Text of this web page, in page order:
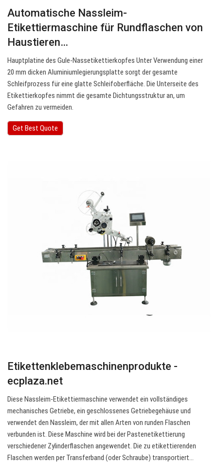
Automatische Nassleim-
Etikettiermaschine für Rundflaschen von
Haustieren…
Hauptplatine des Gule-Nassetikettierkopfes Unter Verwendung einer
20 mm dicken Aluminiumlegierungsplatte sorgt der gesamte
Schleifprozess für eine glatte Schleifoberfläche. Die Unterseite des
Etikettierkopfes nimmt die gesamte Dichtungsstruktur an, um
Gefahren zu vermeiden.
Get Best Quote
Etikettenklebemaschinenprodukte -
ecplaza.net
Diese Nassleim-Etikettiermaschine verwendet ein vollständiges
mechanisches Getriebe, ein geschlossenes Getriebegehäuse und
verwendet den Nassleim, der mit allen Arten von runden Flaschen
verbunden ist. Diese Maschine wird bei der Pastenetikettierung
verschiedener Zylinderflaschen angewendet. Die zu etikettierenden
Flaschen werden per Transferband (oder Schraube) transportiert…